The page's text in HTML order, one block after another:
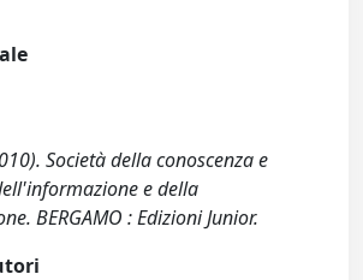
Società della conoscenza e
e della
BERGAMO : Edizioni Junior.